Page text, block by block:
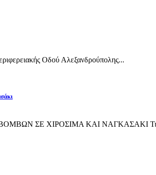
Οδού Αλεξανδρούπολης...
ΒΟΜΒΩΝ ΣΕ ΧΙΡΟΣΙΜΑ ΚΑΙ ΝΑΓΚΑΣΑΚΙ